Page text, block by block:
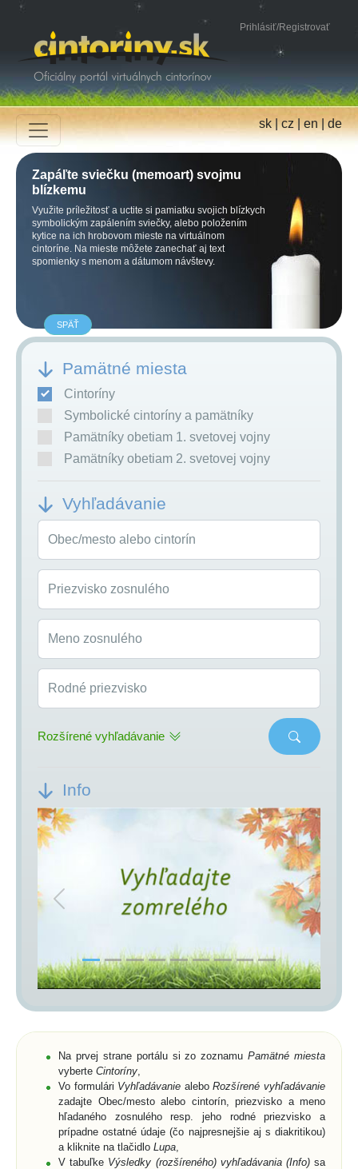
Prihlásiť/Registrovať
sk|cz|en|de
Zapáľte sviečku (memoart) svojmu
blízkemu
Využite príležitosť a uctite si pamiatku svojich blízkych
symbolickým zapálením sviečky, alebo položením
kytice na ich hrobovom mieste na virtuálnom
cintoríne. Na mieste môžete zanechať aj text
spomienky s menom a dátumom návštevy.
SPÄŤ
Pamätné miesta
Cintoríny
Symbolické cintoríny a pamätníky
Pamätníky obetiam 1. svetovej vojny
Pamätníky obetiam 2. svetovej vojny
Vyhľadávanie
Obec/mesto alebo cintorín
Priezvisko zosnulého
Meno zosnulého
Rodné priezvisko
Rozšírené vyhľadávanie
Info
Previous Next
Na prvej strane portálu si zo zoznamuPamätné miesta
vyberte Cintoríny
Vo formulári Vyhľadávanie aleboRozšírené vyhľadávanie
zadajte Obec/mesto alebo cintorín, priezvisko a meno
hľadaného zosnulého resp. jeho rodné priezvisko a
prípadne ostatné údaje (čo najpresnejšie aj s diakritikou)
a kliknite na tlačidlo Lupa
V tabuľke Výsledky (rozšíreného) vyhľadávania (Info)sa